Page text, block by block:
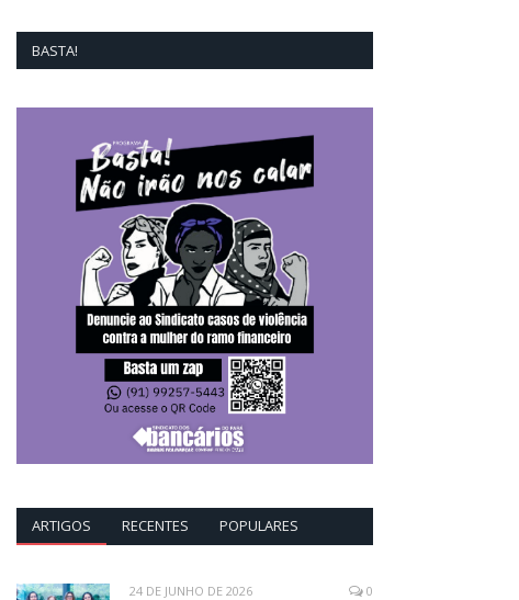
BASTA!
ARTIGOS RECENTES POPULARES
24 DE JUNHO DE 2026 0